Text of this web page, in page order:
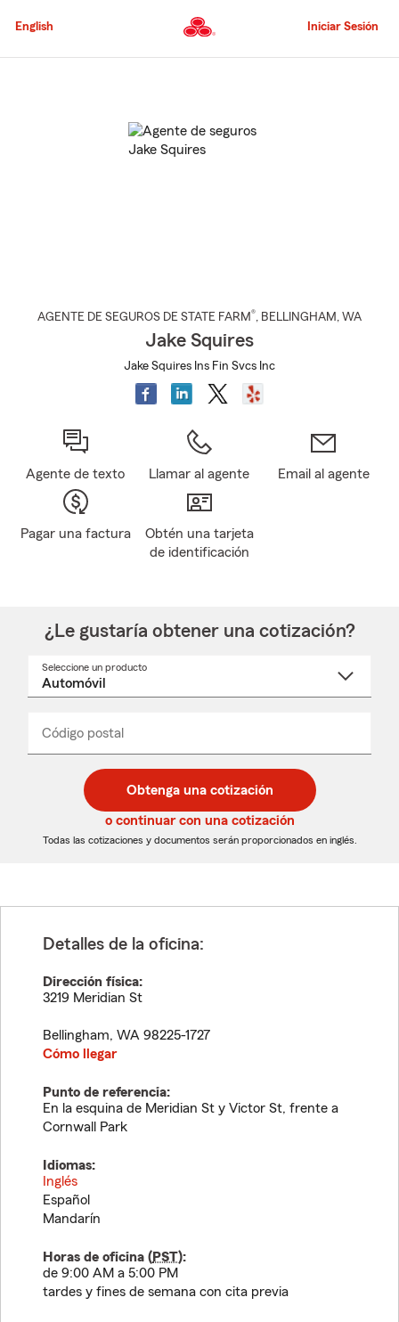
al
principal
English Iniciar Sesión
AGENTE DE SEGUROS DE STATE FARM®, BELLINGHAM , WA
Jake Squires
Jake Squires Ins Fin Svcs Inc
Agente de texto Llamar al agente Email al agente
Pagar una factura
Obtén una tarjeta
de identificación
¿Le gustaría obtener una cotización?
Seleccione un producto
desplegable
Código postal
de
5
dígitos
de
5
dígitos
_____
Obtenga una cotización
o continuar con una cotización
Todas las cotizaciones y documentos serán proporcionados en inglés.
Detalles de la oficina:
Dirección física:
3219 Meridian St
Bellingham, WA 98225-1727
Cómo llegar
Punto de referencia:
En la esquina de Meridian St y Victor St, frente a
Cornwall Park
Idiomas:
Inglés
Español
Mandarín
Horas de oficina (PST):
de 9:00 AM a 5:00 PM
tardes y fines de semana con cita previa